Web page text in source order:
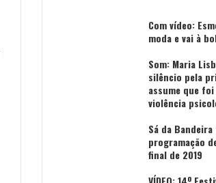
Com vídeo:
moda e vai à
Som: Maria
silêncio pela
assume que
violência
Sá da
programação
final de 2019